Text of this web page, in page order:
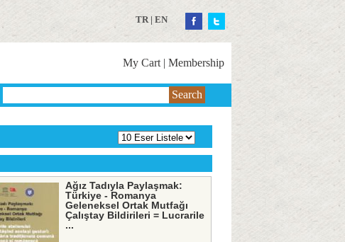
TR| EN
My Cart | Membership
Search
Ağız Tadıyla Paylaşmak:
Türkiye - Romanya
Geleneksel Ortak Mutfağı
Çalıştay Bildirileri = Lucrarile
...